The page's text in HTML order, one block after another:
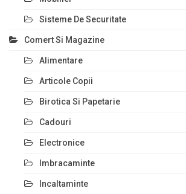
Sisteme De Securitate
Comert Si Magazine
Alimentare
Articole Copii
Birotica Si Papetarie
Cadouri
Electronice
Imbracaminte
Incaltaminte